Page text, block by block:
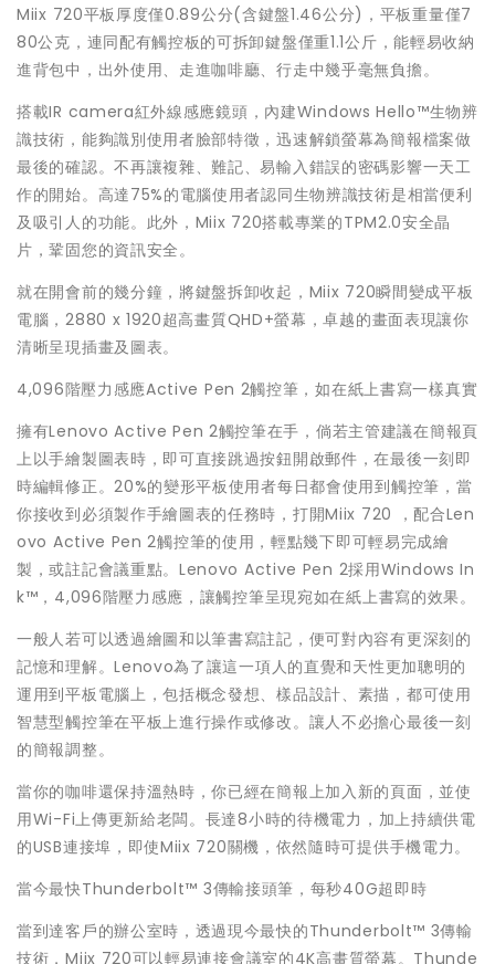
Miix 720平板厚度僅0.89公分(含鍵盤1.46公分)，平板重量僅7
80公克，連同配有觸控板的可拆卸鍵盤僅重1.1公斤，能輕易收納
進背包中，出外使用、走進咖啡廳、行走中幾乎毫無負擔。
搭載IR camera紅外線感應鏡頭，內建Windows Hello™生物辨
識技術，能夠識別使用者臉部特徵，迅速解鎖螢幕為簡報檔案做
最後的確認。不再讓複雜、難記、易輸入錯誤的密碼影響一天工
作的開始。高達75%的電腦使用者認同生物辨識技術是相當便利
及吸引人的功能。此外，Miix 720搭載專業的TPM2.0安全晶
片，鞏固您的資訊安全。
就在開會前的幾分鐘，將鍵盤拆卸收起，Miix 720瞬間變成平板
電腦，2880 x 1920超高畫質QHD+螢幕，卓越的畫面表現讓你
清晰呈現插畫及圖表。
4,096階壓力感應Active Pen 2觸控筆，如在紙上書寫一樣真實
擁有Lenovo Active Pen 2觸控筆在手，倘若主管建議在簡報頁
上以手繪製圖表時，即可直接跳過按鈕開啟郵件，在最後一刻即
時編輯修正。20%的變形平板使用者每日都會使用到觸控筆，當
你接收到必須製作手繪圖表的任務時，打開Miix 720 ，配合Len
ovo Active Pen 2觸控筆的使用，輕點幾下即可輕易完成繪
製，或註記會議重點。Lenovo Active Pen 2採用Windows In
k™，4,096階壓力感應，讓觸控筆呈現宛如在紙上書寫的效果。
一般人若可以透過繪圖和以筆書寫註記，便可對內容有更深刻的
記憶和理解。Lenovo為了讓這一項人的直覺和天性更加聰明的
運用到平板電腦上，包括概念發想、樣品設計、素描，都可使用
智慧型觸控筆在平板上進行操作或修改。讓人不必擔心最後一刻
的簡報調整。
當你的咖啡還保持溫熱時，你已經在簡報上加入新的頁面，並使
用Wi-Fi上傳更新給老闆。長達8小時的待機電力，加上持續供電
的USB連接埠，即使Miix 720關機，依然隨時可提供手機電力。
當今最快Thunderbolt™ 3傳輸接頭筆，每秒40G超即時
當到達客戶的辦公室時，透過現今最快的Thunderbolt™ 3傳輸
技術，Miix 720可以輕易連接會議室的4K高畫質螢幕。Thunde